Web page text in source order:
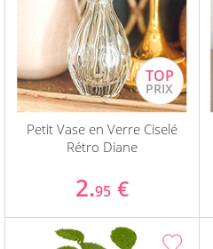
Petit Vase en Verre Ciselé
Rétro Diane
2.95 €